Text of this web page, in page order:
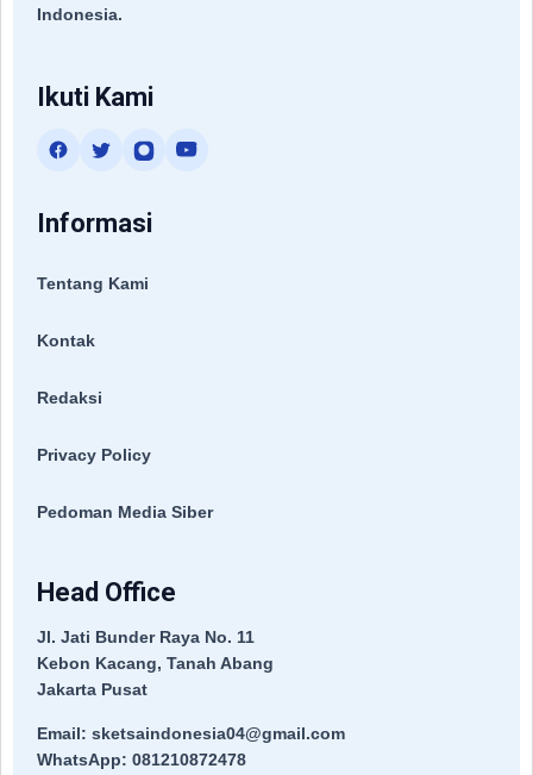
Indonesia.
Ikuti Kami
Informasi
Tentang Kami
Kontak
Redaksi
Privacy Policy
Pedoman Media Siber
Head Office
Jl. Jati Bunder Raya No. 11
Kebon Kacang, Tanah Abang
Jakarta Pusat
Email: sketsaindonesia04@gmail.com
WhatsApp: 081210872478